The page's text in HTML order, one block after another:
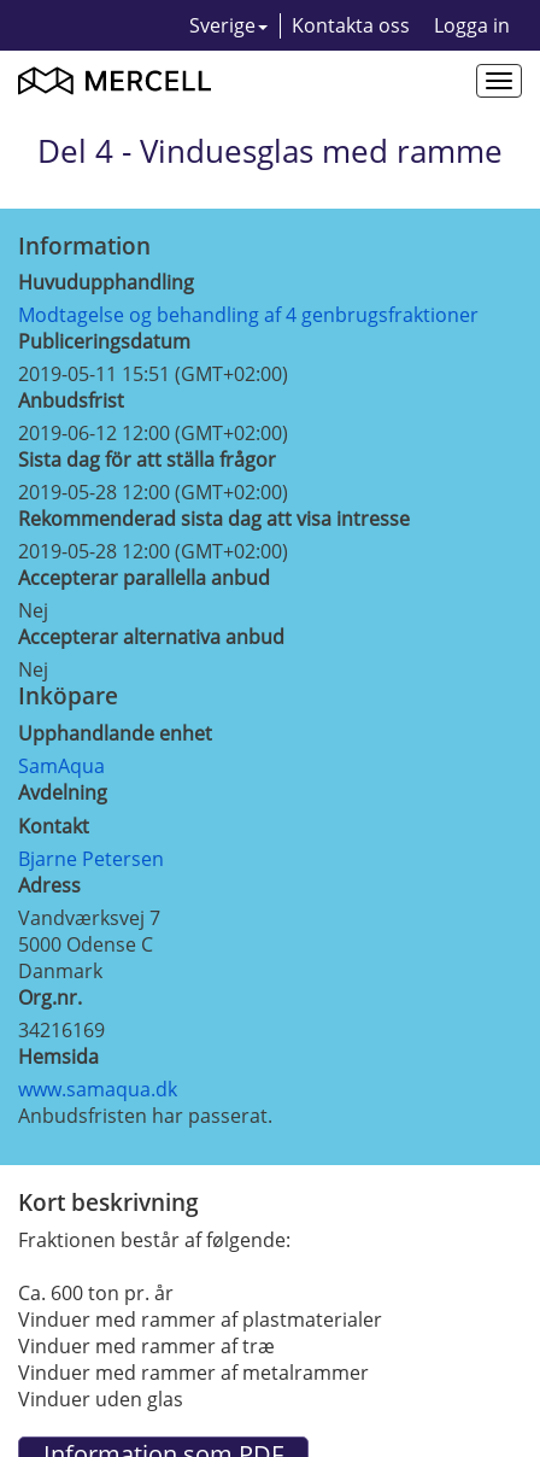
Sverige Kontakta oss Logga in
Del 4 - Vinduesglas med ramme
Information
Huvudupphandling
Modtagelse og behandling af 4 genbrugsfraktioner
Publiceringsdatum
2019-05-11 15:51 (GMT+02:00)
Anbudsfrist
2019-06-12 12:00 (GMT+02:00)
Sista dag för att ställa frågor
2019-05-28 12:00 (GMT+02:00)
Rekommenderad sista dag att visa intresse
2019-05-28 12:00 (GMT+02:00)
Accepterar parallella anbud
Nej
Accepterar alternativa anbud
Nej
Inköpare
Upphandlande enhet
SamAqua
Avdelning
Kontakt
Bjarne Petersen
Adress
Vandværksvej 7
5000 Odense C
Danmark
Org.nr.
34216169
Hemsida
www.samaqua.dk
Anbudsfristen har passerat.
Kort beskrivning
Fraktionen består af følgende:
Ca. 600 ton pr. år
Vinduer med rammer af plastmaterialer
Vinduer med rammer af træ
Vinduer med rammer af metalrammer
Vinduer uden glas